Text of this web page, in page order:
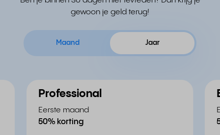
gewoon je geld terug!
Maand Jaar
Professional
Eerste maand
50% korting